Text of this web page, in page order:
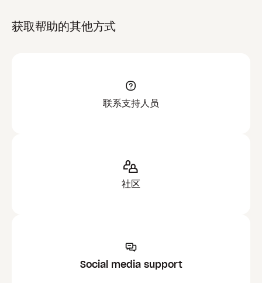
获取帮助的其他方式
联系支持人员
社区
Social media support